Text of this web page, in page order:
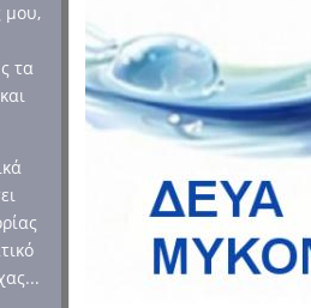
μου,
τα